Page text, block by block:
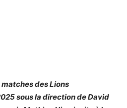
des Lions
sous la direction de David